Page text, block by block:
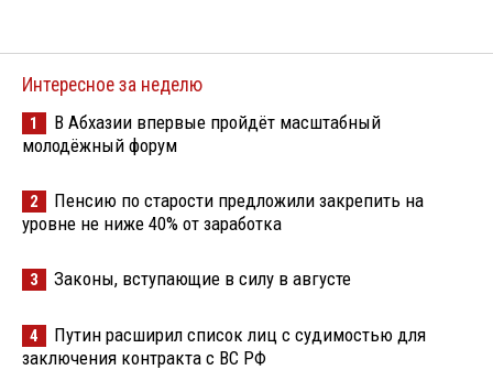
Интересное за неделю
1
В Абхазии впервые пройдёт масштабный
молодёжный форум
2
Пенсию по старости предложили закрепить на
уровне не ниже 40% от заработка
3 Законы, вступающие в силу в августе
4
Путин расширил список лиц с судимостью для
заключения контракта с ВС РФ